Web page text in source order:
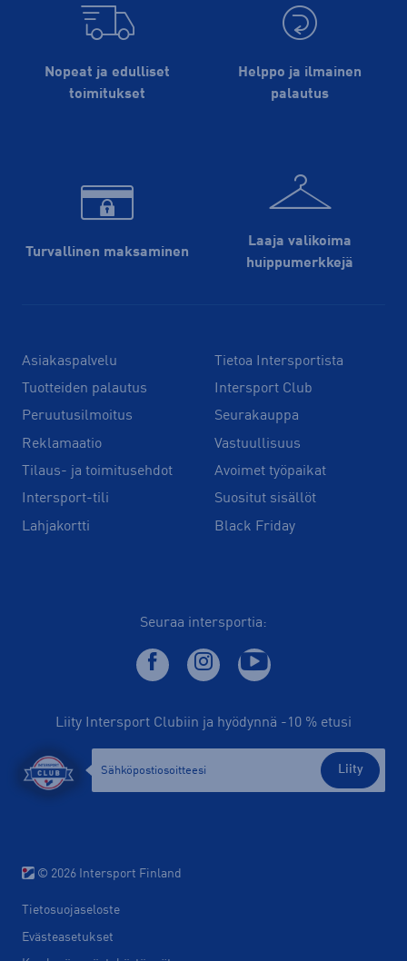
Nopeat ja edulliset
toimitukset
Helppo ja ilmainen
palautus
Turvallinen maksaminen
Laaja valikoima
huippu­merkkejä
Asiakaspalvelu
Tuotteiden palautus
Peruutusilmoitus
Reklamaatio
Tilaus- ja toimitusehdot
Intersport-tili
Lahjakortti
Tietoa Intersportista
Intersport Club
Seurakauppa
Vastuullisuus
Avoimet työpaikat
Suositut sisällöt
Black Friday
Seuraa intersportia:
Liity Intersport Clubiin ja hyödynnä -10 % etusi
Liity
© 2026 Intersport Finland
Tietosuojaseloste
Evästeasetukset